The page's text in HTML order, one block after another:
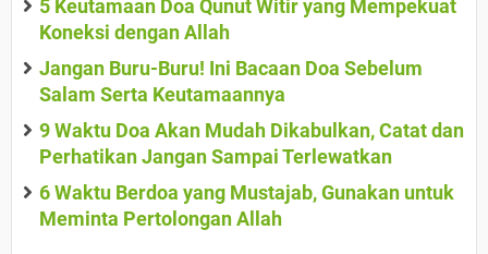
5 Keutamaan Doa Qunut Witir yang Mempekuat
Koneksi dengan Allah
Jangan Buru-Buru! Ini Bacaan Doa Sebelum
Salam Serta Keutamaannya
9 Waktu Doa Akan Mudah Dikabulkan, Catat dan
Perhatikan Jangan Sampai Terlewatkan
6 Waktu Berdoa yang Mustajab, Gunakan untuk
Meminta Pertolongan Allah